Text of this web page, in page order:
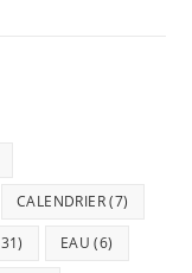
CALENDRIER(7)
EAU (6)